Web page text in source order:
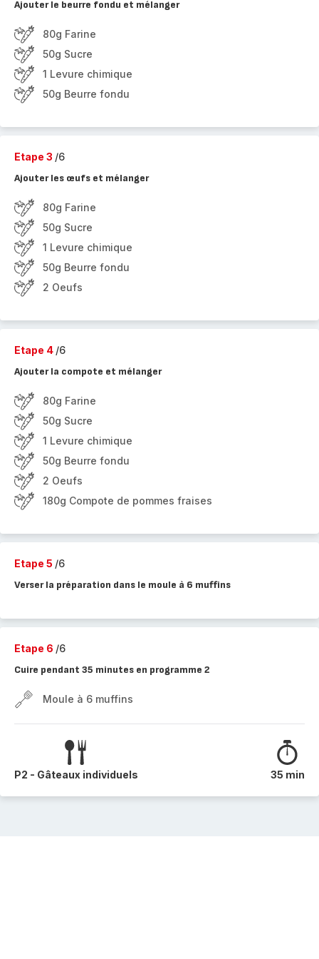
Ajouter le beurre fondu et mélanger
80g Farine
50g Sucre
1 Levure chimique
50g Beurre fondu
Etape 3 /6
Ajouter les œufs et mélanger
80g Farine
50g Sucre
1 Levure chimique
50g Beurre fondu
2 Oeufs
Etape 4 /6
Ajouter la compote et mélanger
80g Farine
50g Sucre
1 Levure chimique
50g Beurre fondu
2 Oeufs
180g Compote de pommes fraises
Etape 5 /6
Verser la préparation dans le moule à 6 muffins
Etape 6 /6
Cuire pendant 35 minutes en programme 2
Moule à 6 muffins
P2 - Gâteaux individuels 35 min